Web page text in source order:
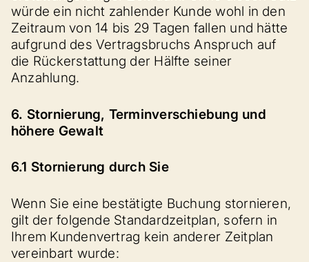
würde ein nicht zahlender Kunde wohl in den
Zeitraum von 14 bis 29 Tagen fallen und hätte
aufgrund des Vertragsbruchs Anspruch auf
die Rückerstattung der Hälfte seiner
Anzahlung.
6. Stornierung, Terminverschiebung und
höhere Gewalt
6.1 Stornierung durch Sie
Wenn Sie eine bestätigte Buchung stornieren,
gilt der folgende Standardzeitplan, sofern in
Ihrem Kundenvertrag kein anderer Zeitplan
vereinbart wurde: